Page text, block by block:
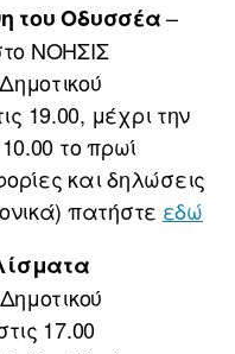
του Οδυσσέα–
ΝΟΗΣΙΣ
19.00, μέχρι την
το πρωί
και δηλώσεις
πατήστε εδώ
17.00